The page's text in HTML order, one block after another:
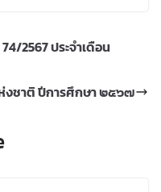
2567 ประจำเดือน
งชาติ ปีการศึกษา ๒๕๖๗